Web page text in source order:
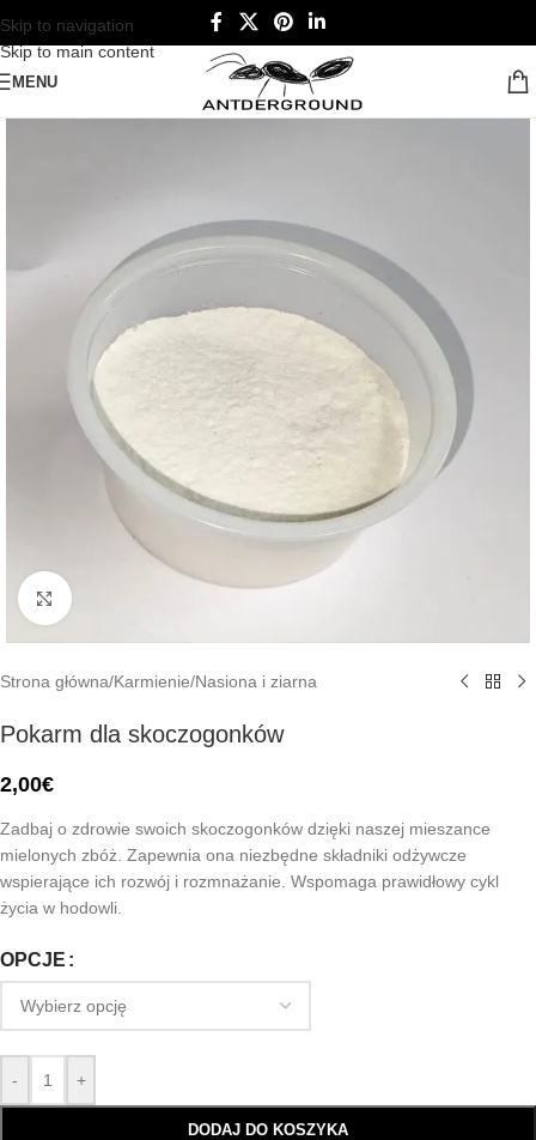
Skip to navigation
Skip to main content
MENU
Click to enlarge
Strona główna/Karmienie/Nasiona i ziarna
Pokarm dla skoczogonków
2,00€
Zadbaj o zdrowie swoich skoczogonków dzięki naszej mieszance
mielonych zbóż. Zapewnia ona niezbędne składniki odżywcze
wspierające ich rozwój i rozmnażanie. Wspomaga prawidłowy cykl
życia w hodowli.
OPCJE
- +
DODAJ DO KOSZYKA